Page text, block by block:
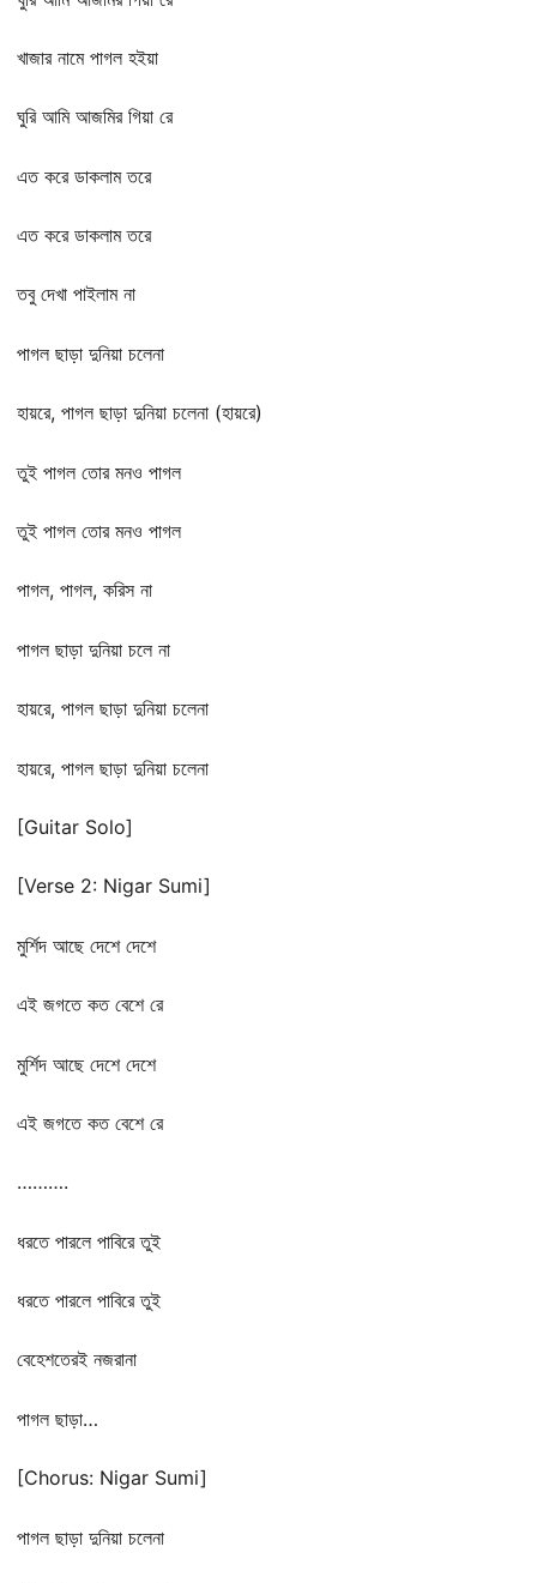
খাজার নামে পাগল হইয়া
ঘুরি আমি আজমির গিয়া রে
এত করে ডাকলাম তরে
এত করে ডাকলাম তরে
তবু দেখা পাইলাম না
পাগল ছাড়া দুনিয়া চলেনা
হায়রে, পাগল ছাড়া দুনিয়া চলেনা (হায়রে)
তুই পাগল তোর মনও পাগল
তুই পাগল তোর মনও পাগল
পাগল, পাগল, করিস না
পাগল ছাড়া দুনিয়া চলে না
হায়রে, পাগল ছাড়া দুনিয়া চলেনা
হায়রে, পাগল ছাড়া দুনিয়া চলেনা
[Guitar Solo]
[Verse 2: Nigar Sumi]
মুর্শিদ আছে দেশে দেশে
এই জগতে কত বেশে রে
মুর্শিদ আছে দেশে দেশে
এই জগতে কত বেশে রে
……….
ধরতে পারলে পাবিরে তুই
ধরতে পারলে পাবিরে তুই
বেহেশতেরই নজরানা
পাগল ছাড়া…
[Chorus: Nigar Sumi]
পাগল ছাড়া দুনিয়া চলেনা